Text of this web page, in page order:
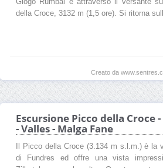
della Croce, 3132 m (1,5 ore). Si ritorna
Creato da
Escursione Picco della Croce
- Valles - Malga Fane
Il Picco della Croce (3.134 m s.l.m.) è la
di Fundres ed offre una vista